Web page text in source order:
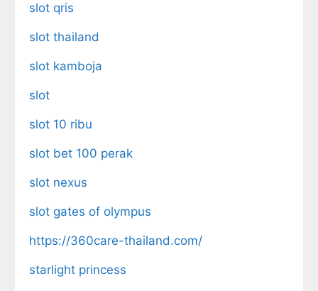
slot qris
slot thailand
slot kamboja
slot
slot 10 ribu
slot bet 100 perak
slot nexus
slot gates of olympus
https://360care-thailand.com/
starlight princess